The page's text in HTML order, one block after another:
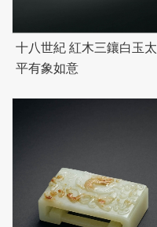
十八世紀 紅木三鑲白玉太
平有象如意